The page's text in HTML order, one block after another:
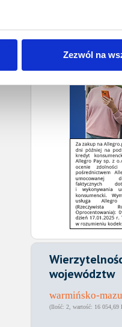
Zezwól na
województw
warmińsko-
2 16 054,69